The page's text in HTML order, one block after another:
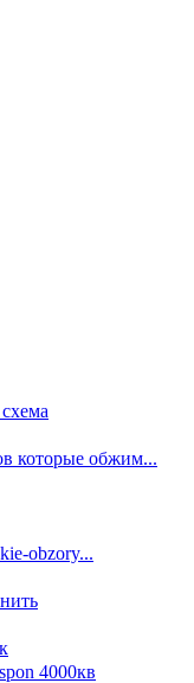
которые обжим...
obzory...
4000кв